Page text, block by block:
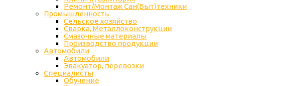
Ремонт/Монтаж Сан(Быт)техники
Промышленность
Cельское хозяйство
Сварка, Металлоконструкции
Cмазочные материалы
Производство продукции
Автомобили
Автомобили
Эвакуатор, перевозки
Специалисты
Обучение